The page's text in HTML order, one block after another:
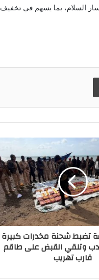
السلام، بما يسهم في تخفيف
طباعة
تضبط شحنة مخدرات كبيرة
وتلقي القبض على طاقم
قارب تهريب